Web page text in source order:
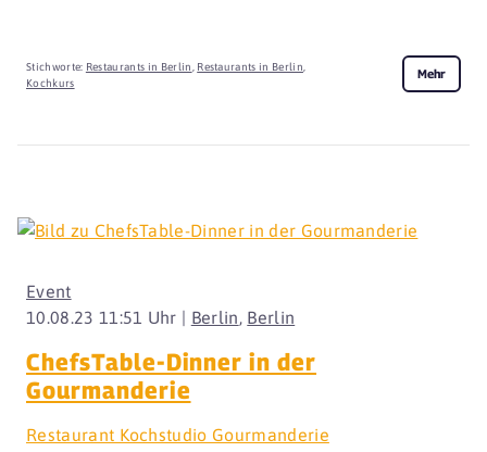
Stichworte: Restaurants in Berlin Restaurants in Berlin
Kochkurs
Mehr
10.08.23 11:51 Uhr | Berlin, Berlin
Event
ChefsTable-Dinner in der
Gourmanderie
Restaurant Kochstudio Gourmanderie